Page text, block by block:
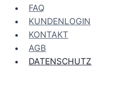
FAQ
KUNDENLOGIN
KONTAKT
AGB
DATENSCHUTZ